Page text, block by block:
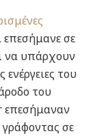
επεσήμανε σε
να υπάρχουν
ενέργειες του
του
επεσήμαναν
σε